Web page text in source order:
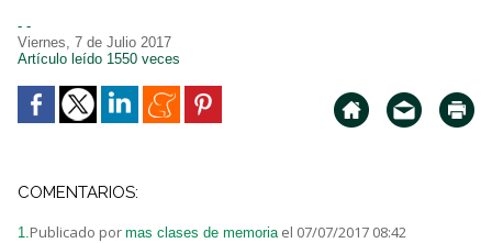
- -
Viernes, 7 de Julio 2017
Artículo leído 1550 veces
COMENTARIOS:
1. Publicado por mas clases de memoria el 07/07/2017 08:42